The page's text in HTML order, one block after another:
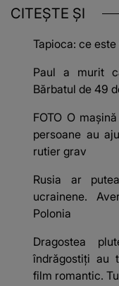
CITEȘTE ȘI
Tapioca: ce
Paul a murit
Bărbatul de 49
FOTO O
persoane au
rutier grav
Rusia ar
ucrainene.
Polonia
Dragostea
îndrăgostiți au
film romantic.